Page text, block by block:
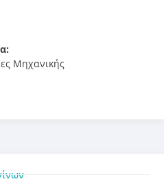
Μηχανικής